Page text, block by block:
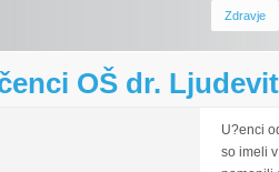
Zdravje
OŠ dr.
U?enci
so imeli